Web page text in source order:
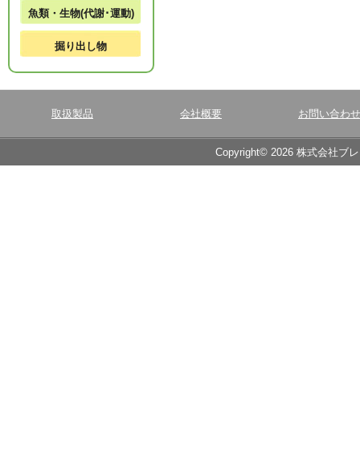
魚類・生物(代謝･運動)
掘り出し物
取扱製品 会社概要 お問い合わせ
Copyright© 2026 株式会社ブ